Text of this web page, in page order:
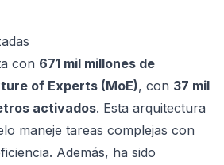
con 671 mil millones de
of Experts (MoE), con 37 mil
activados. Esta arquitectura
maneje tareas complejas con
Además, ha sido